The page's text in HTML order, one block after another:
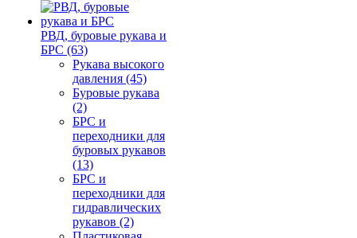
РВД, буровые рукава и
БРС (63)
Рукава высокого
давления (45)
Буровые рукава
(2)
БРС и
переходники для
буровых рукавов
(13)
БРС и
переходники для
гидравлических
рукавов (2)